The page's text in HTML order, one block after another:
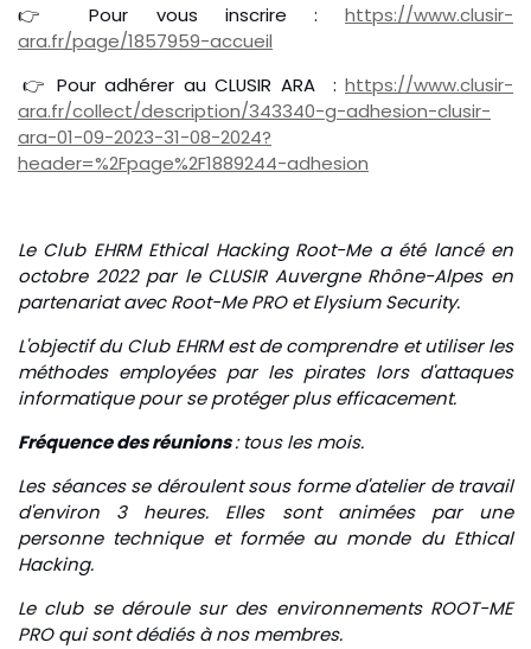
👉 Pour vous inscrire : https://www.clusir-
ara.fr/page/1857959-accueil
👉 Pour adhérer au CLUSIR ARA : https://www.clusir-
ara.fr/collect/description/343340-g-adhesion-clusir-
ara-01-09-2023-31-08-2024?
header=%2Fpage%2F1889244-adhesion
Le Club EHRM Ethical Hacking Root-Me a été lancé en
octobre 2022 par le CLUSIR Auvergne Rhône-Alpes en
partenariat avec Root-Me PRO et Elysium Security.
L'objectif du Club EHRM est de comprendre et utiliser les
méthodes employées par les pirates lors d'attaques
informatique pour se protéger plus efficacement.
Fréquence des réunions: tous les mois.
Les séances se déroulent sous forme d'atelier de travail
d'environ 3 heures. Elles sont animées par une
personne technique et formée au monde du Ethical
Hacking.
Le club se déroule sur des environnements ROOT-ME
PRO qui sont dédiés à nos membres.